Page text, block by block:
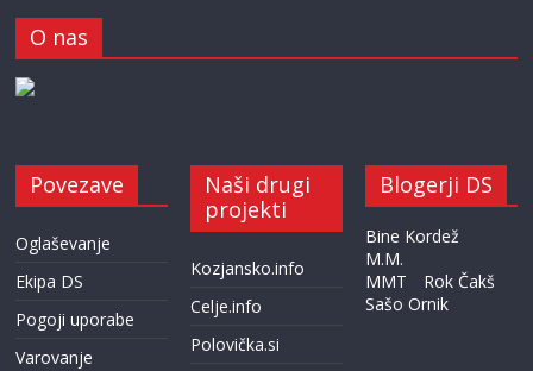
O nas
Povezave
Oglaševanje
Ekipa DS
Pogoji uporabe
Varovanje
Naši drugi
projekti
Kozjansko.info
Celje.info
Polovička.si
Blogerji DS
Bine Kordež
M.M.
MMT
Rok Čakš
Sašo Ornik